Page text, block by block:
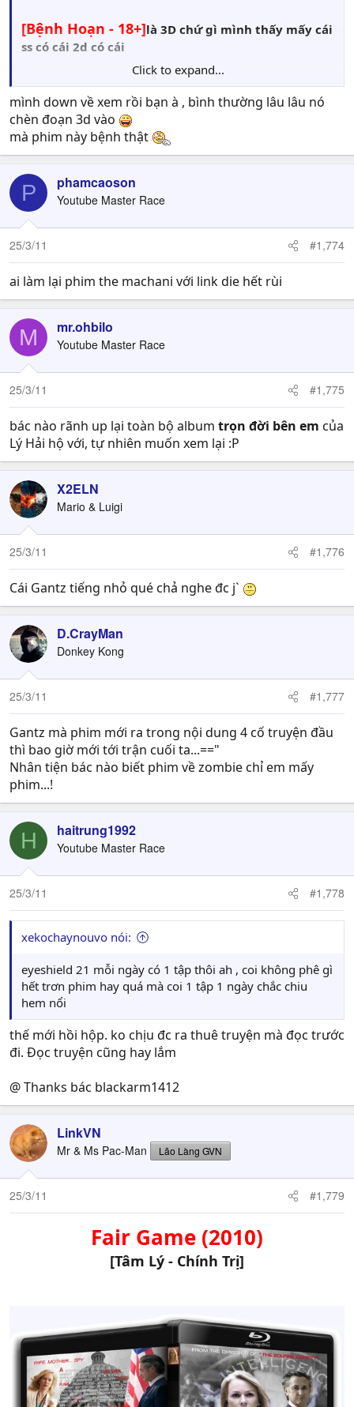
[Bệnh Hoạn - 18+]là 3D chứ gì mình thấy mấy cái
ss có cái 2d có cái
3d nên đang băn khoăn là 2d hay 3d
Click to expand...
mình down về xem rồi bạn à , bình thường lâu lâu nó
chèn đoạn 3d vào
mà phim này bệnh thật
P phamcaoson
Youtube Master Race
25/3/11 #1,774
ai làm lại phim the machani với link die hết rùi
M mr.ohbilo
Youtube Master Race
25/3/11 #1,775
bác nào rãnh up lại toàn bộ album trọn đời bên em của
Lý Hải hộ với, tự nhiên muốn xem lại :P
X2ELN
Mario & Luigi
25/3/11 #1,776
Cái Gantz tiếng nhỏ qué chả nghe đc j`
D.CrayMan
Donkey Kong
25/3/11 #1,777
Gantz mà phim mới ra trong nội dung 4 cố truyện đầu
thì bao giờ mới tới trận cuối ta...=="
Nhân tiện bác nào biết phim về zombie chỉ em mấy
phim...!
H haitrung1992
Youtube Master Race
25/3/11 #1,778
xekochaynouvo nói:
eyeshield 21 mỗi ngày có 1 tập thôi ah , coi không phê gì
hết trơn phim hay quá mà coi 1 tập 1 ngày chắc chiu
hem nổi
thế mới hồi hộp. ko chịu đc ra thuê truyện mà đọc trước
đi. Đọc truyện cũng hay lắm
@ Thanks bác blackarm1412
LinkVN
Mr & Ms Pac-Man Lão Làng GVN
25/3/11 #1,779
Fair Game (2010)
[Tâm Lý - Chính Trị]